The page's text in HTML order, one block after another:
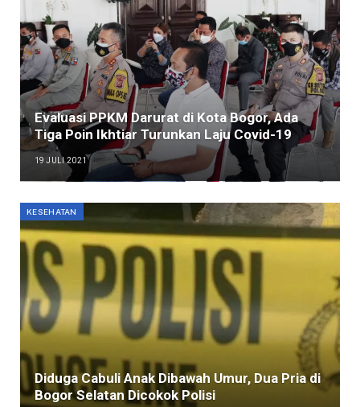
Evaluasi PPKM Darurat di Kota Bogor, Ada
Tiga Poin Ikhtiar Turunkan Laju Covid-19
19 JULI 2021
KESEHATAN
Diduga Cabuli Anak Dibawah Umur, Dua Pria di
Bogor Selatan Dicokok Polisi